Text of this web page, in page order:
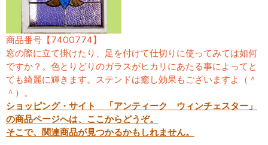
商品番号【7400774】
窓の際に立て掛けたり、足を付けて仕切りに使ってみては如何
ですか？。色とりどりのガラスがヒカリにあたる事によってと
ても綺麗に輝きます。ステンドは癒し効果もございますよ（＾
＾）。
ショッピング・サイト 「アンティーク ウィンチェスター」
の商品ページへは、ここからどうぞ。
そこで、関連商品が見つかるかもしれません。